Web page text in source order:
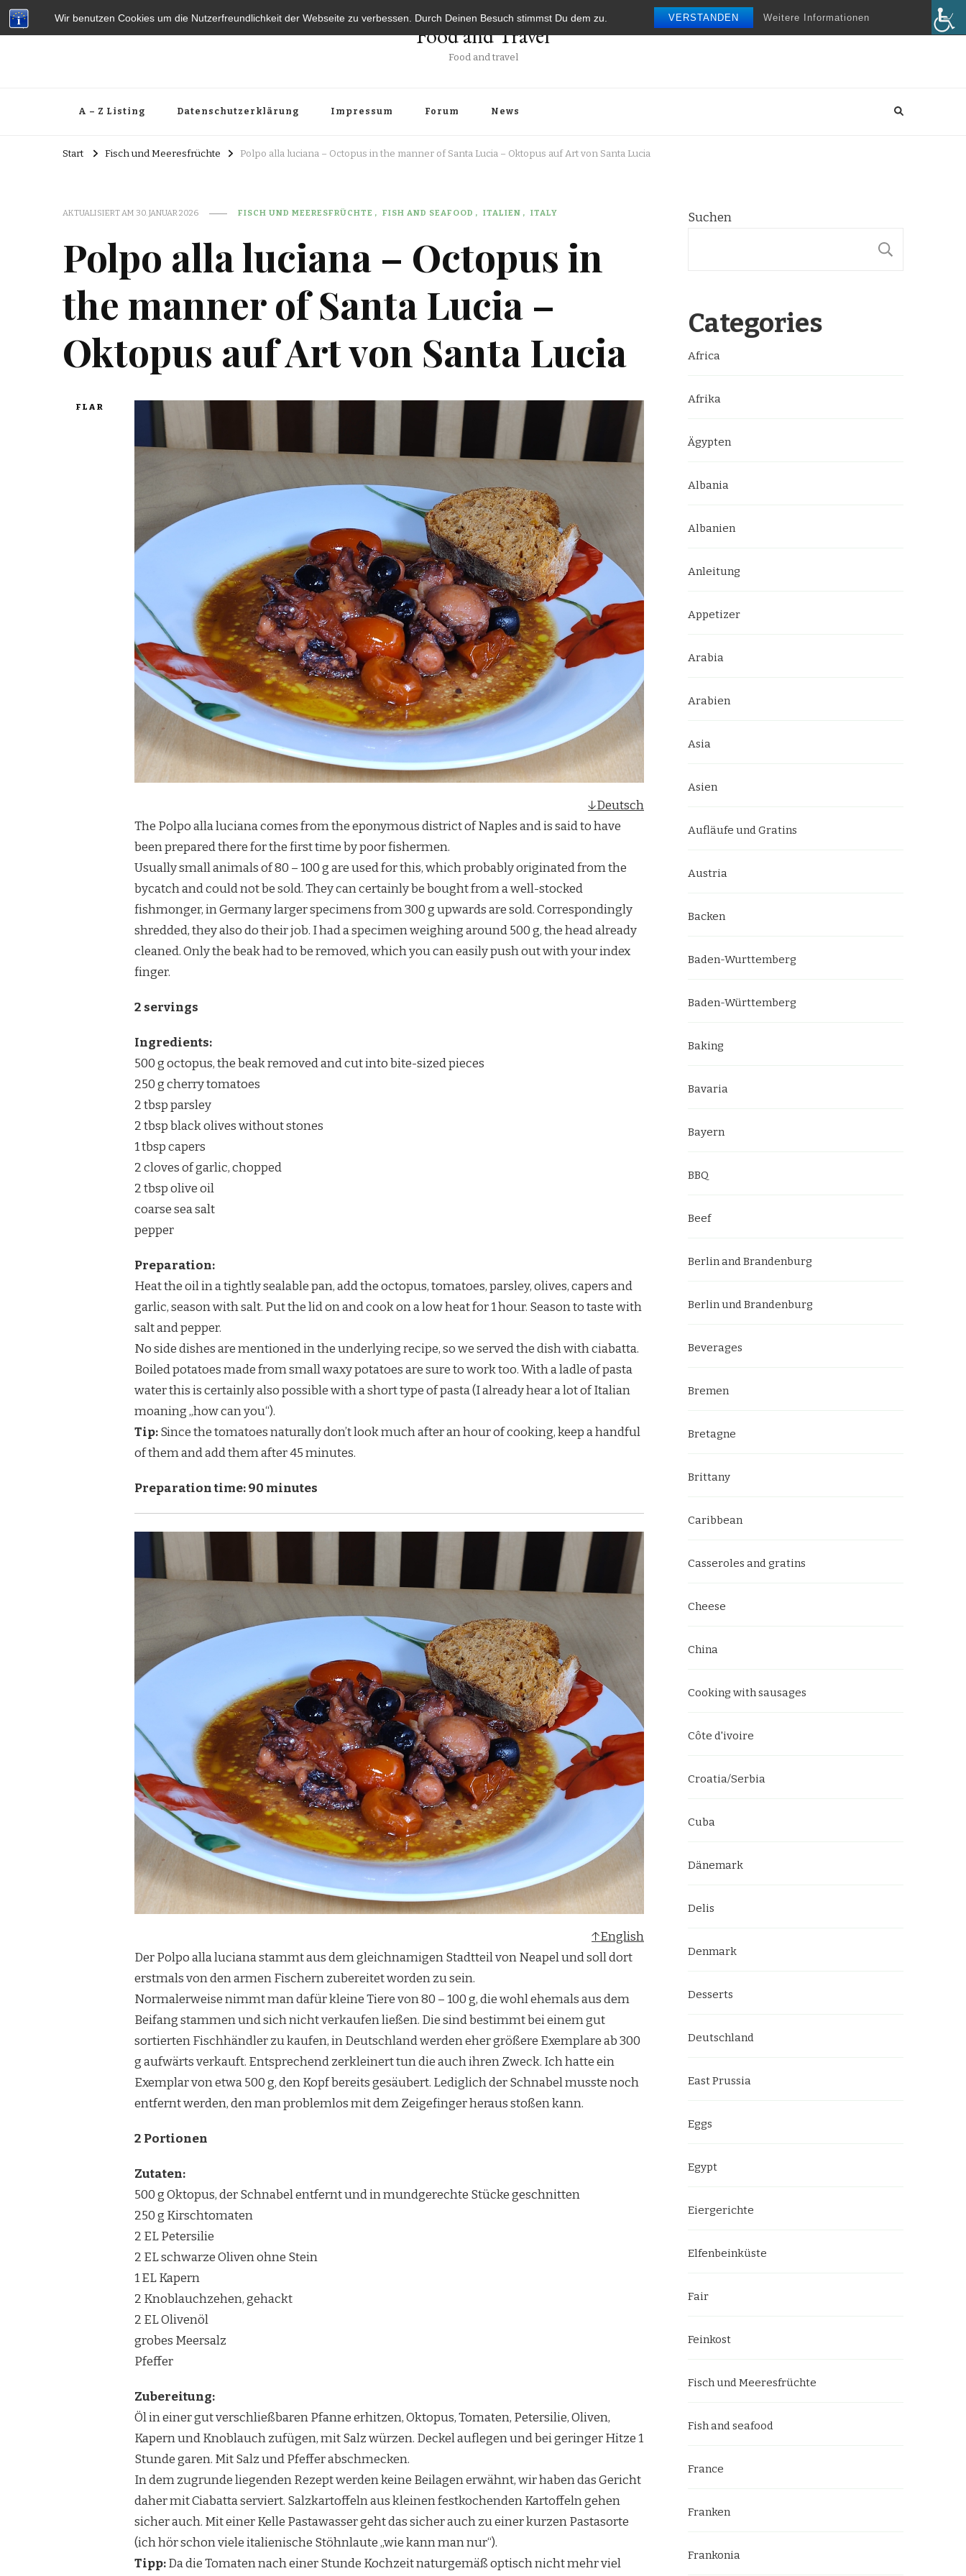
Wir benutzen Cookies um die Nutzerfreundlichkeit der Webseite zu verbessen. Durch Deinen Besuch stimmst Du dem zu. VERSTANDEN Weitere Informationen
Food and Travel
Food and travel
A – Z Listing Datenschutzerklärung Impressum Forum News
Start Fisch und Meeresfrüchte Polpo alla luciana – Octopus in the manner of Santa Lucia – Oktopus auf Art von Santa Lucia
AKTUALISIERT AM 30. JANUAR 2026 FISCH UND MEERESFRÜCHTE FISH AND SEAFOOD ITALIEN ITALY
Polpo alla luciana – Octopus in
the manner of Santa Lucia –
Oktopus auf Art von Santa Lucia
FLAR
↓Deutsch
The Polpo alla luciana comes from the eponymous district of Naples and is said to have
been prepared there for the first time by poor fishermen.
Usually small animals of 80 – 100 g are used for this, which probably originated from the
bycatch and could not be sold. They can certainly be bought from a well-stocked
fishmonger, in Germany larger specimens from 300 g upwards are sold. Correspondingly
shredded, they also do their job. I had a specimen weighing around 500 g, the head already
cleaned. Only the beak had to be removed, which you can easily push out with your index
finger.
2 servings
Ingredients:
500 g octopus, the beak removed and cut into bite-sized pieces
250 g cherry tomatoes
2 tbsp parsley
2 tbsp black olives without stones
1 tbsp capers
2 cloves of garlic, chopped
2 tbsp olive oil
coarse sea salt
pepper
Preparation:
Heat the oil in a tightly sealable pan, add the octopus, tomatoes, parsley, olives, capers and
garlic, season with salt. Put the lid on and cook on a low heat for 1 hour. Season to taste with
salt and pepper.
No side dishes are mentioned in the underlying recipe, so we served the dish with ciabatta.
Boiled potatoes made from small waxy potatoes are sure to work too. With a ladle of pasta
water this is certainly also possible with a short type of pasta (I already hear a lot of Italian
moaning „how can you“).
Tip:Since the tomatoes naturally don’t look much after an hour of cooking, keep a handful
of them and add them after 45 minutes.
Preparation time: 90 minutes
↑English
Der Polpo alla luciana stammt aus dem gleichnamigen Stadtteil von Neapel und soll dort
erstmals von den armen Fischern zubereitet worden zu sein.
Normalerweise nimmt man dafür kleine Tiere von 80 – 100 g, die wohl ehemals aus dem
Beifang stammen und sich nicht verkaufen ließen. Die sind bestimmt bei einem gut
sortierten Fischhändler zu kaufen, in Deutschland werden eher größere Exemplare ab 300
g aufwärts verkauft. Entsprechend zerkleinert tun die auch ihren Zweck. Ich hatte ein
Exemplar von etwa 500 g, den Kopf bereits gesäubert. Lediglich der Schnabel musste noch
entfernt werden, den man problemlos mit dem Zeigefinger heraus stoßen kann.
2 Portionen
Zutaten:
500 g Oktopus, der Schnabel entfernt und in mundgerechte Stücke geschnitten
250 g Kirschtomaten
2 EL Petersilie
2 EL schwarze Oliven ohne Stein
1 EL Kapern
2 Knoblauchzehen, gehackt
2 EL Olivenöl
grobes Meersalz
Pfeffer
Zubereitung:
Öl in einer gut verschließbaren Pfanne erhitzen, Oktopus, Tomaten, Petersilie, Oliven,
Kapern und Knoblauch zufügen, mit Salz würzen. Deckel auflegen und bei geringer Hitze 1
Stunde garen. Mit Salz und Pfeffer abschmecken.
In dem zugrunde liegenden Rezept werden keine Beilagen erwähnt, wir haben das Gericht
daher mit Ciabatta serviert. Salzkartoffeln aus kleinen festkochenden Kartoffeln gehen
sicher auch. Mit einer Kelle Pastawasser geht das sicher auch zu einer kurzen Pastasorte
(ich hör schon viele italienische Stöhnlaute „wie kann man nur“).
Tipp:Da die Tomaten nach einer Stunde Kochzeit naturgemäß optisch nicht mehr viel
Suchen
Categories
Africa
Afrika
Ägypten
Albania
Albanien
Anleitung
Appetizer
Arabia
Arabien
Asia
Asien
Aufläufe und Gratins
Austria
Backen
Baden-Wurttemberg
Baden-Württemberg
Baking
Bavaria
Bayern
BBQ
Beef
Berlin and Brandenburg
Berlin und Brandenburg
Beverages
Bremen
Bretagne
Brittany
Caribbean
Casseroles and gratins
Cheese
China
Cooking with sausages
Côte d'ivoire
Croatia/Serbia
Cuba
Dänemark
Delis
Denmark
Desserts
Deutschland
East Prussia
Eggs
Egypt
Eiergerichte
Elfenbeinküste
Fair
Feinkost
Fisch und Meeresfrüchte
Fish and seafood
France
Franken
Frankonia